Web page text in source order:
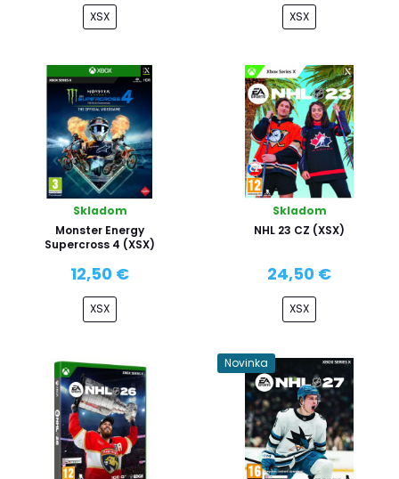
XSX XSX
Skladom
Monster Energy
Supercross 4 (XSX)
12,50 €
XSX
Skladom
NHL 23 CZ (XSX)
24,50 €
XSX
Novinka